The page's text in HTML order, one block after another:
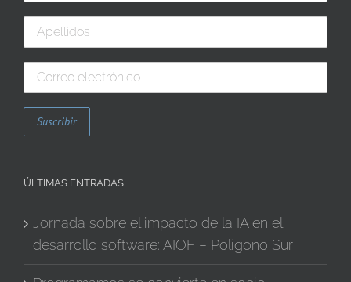
ÚLTIMAS ENTRADAS
Jornada sobre el impacto de la IA en el
desarrollo software: AIOF – Polígono Sur